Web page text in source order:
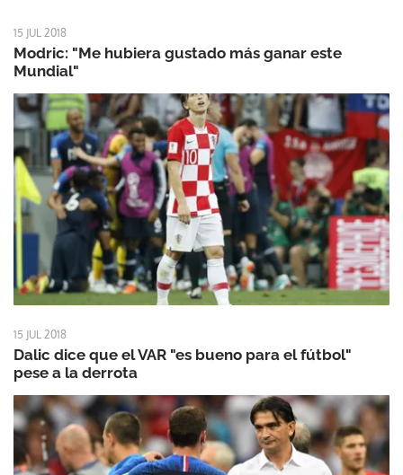
15 JUL 2018
Modric: "Me hubiera gustado más ganar este
Mundial"
15 JUL 2018
Dalic dice que el VAR "es bueno para el fútbol"
pese a la derrota